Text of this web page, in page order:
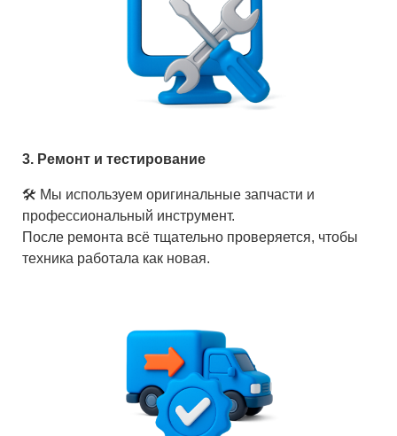
3. Ремонт и тестирование
🛠 Мы используем оригинальные запчасти и
профессиональный инструмент.
После ремонта всё тщательно проверяется, чтобы
техника работала как новая.